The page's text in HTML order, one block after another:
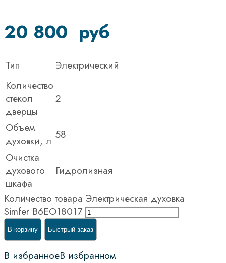
20 800 руб
Тип
Электрический
Количество
стекол
дверцы
2
Объем
духовки, л 58
Очистка
духового
шкафа
Гидролизная
Количество товара Электрическая духовка
Simfer B6EO18017
В корзину Быстрый заказ
В избранноеВ избранном